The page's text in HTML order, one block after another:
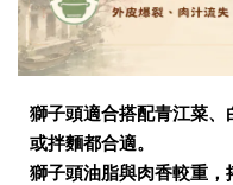
獅子頭適合搭配青江菜
或拌麵都合適。
獅子頭油脂與肉香較重